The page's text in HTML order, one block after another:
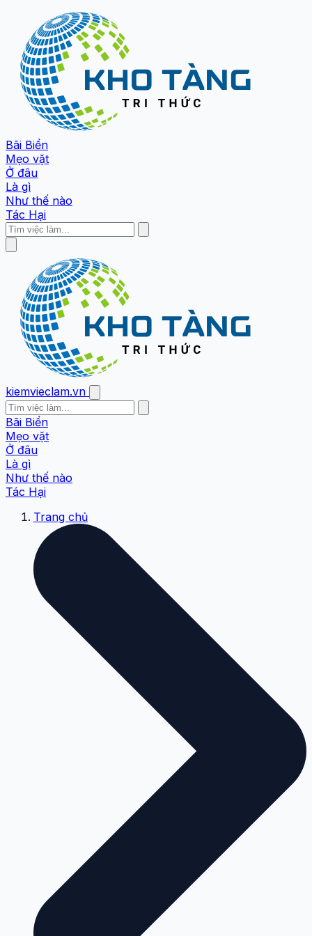
Bãi Biển
Mẹo vặt
Ở đâu
Là gì
Như thế nào
Tác Hại
kiemvieclam.vn
Bãi Biển
Mẹo vặt
Ở đâu
Là gì
Như thế nào
Tác Hại
Trang chủ